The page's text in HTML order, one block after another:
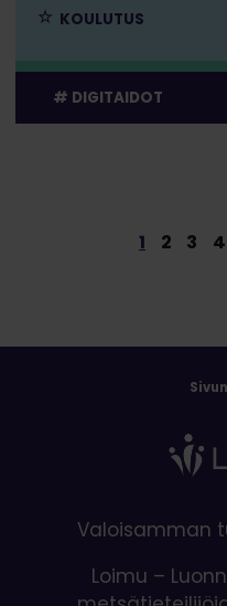
KOULUTUS
DIGITAIDOT
1 2 3 4
Valoisamman
Loimu –